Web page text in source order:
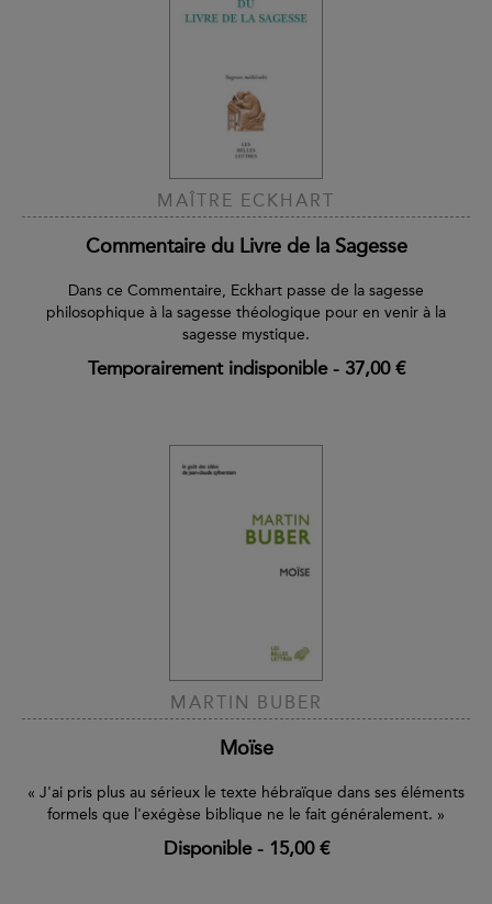
MAÎTRE ECKHART
Commentaire du Livre de la Sagesse
Dans ce Commentaire, Eckhart passe de la sagesse
philosophique à la sagesse théologique pour en venir à la
sagesse mystique.
Temporairement indisponible- 37,00 €
MARTIN BUBER
Moïse
« J'ai pris plus au sérieux le texte hébraïque dans ses éléments
formels que l'exégèse biblique ne le fait généralement. »
Disponible- 15,00 €